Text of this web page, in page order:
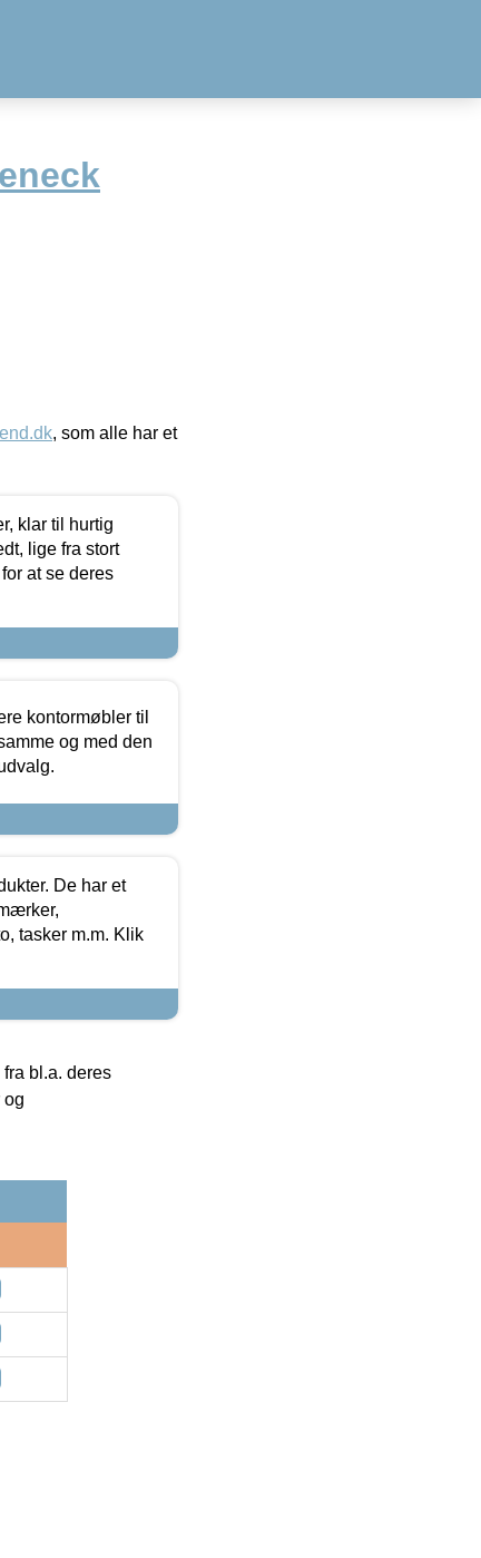
, som alle har et
klar til hurtig
lige fra stort
at se deres
kontormøbler til
og med den
De har et
tasker m.m. Klik
bl.a. deres
og